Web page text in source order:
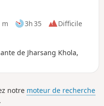
m 3h 35
Difficile
de Jharsang Khola,
notre moteur de recherche